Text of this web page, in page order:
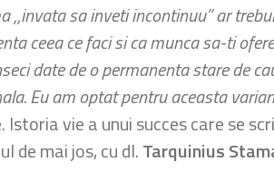
,,invata sa inveti incontinuu” ar
ceea ce faci si ca munca sa-ti
date de o permanenta stare de
Eu am optat pentru aceasta
vie a unui succes care se
de mai jos, cu dl.Tarquinius